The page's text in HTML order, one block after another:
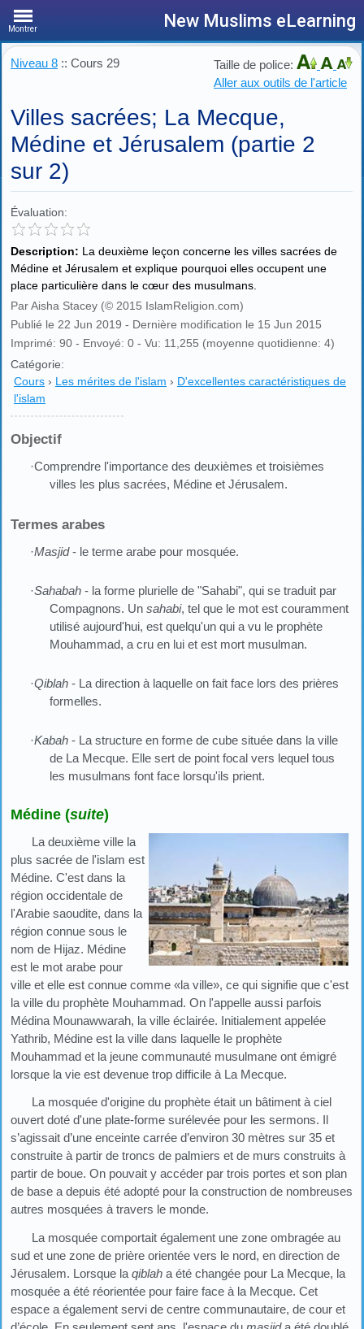
Montrer New Muslims eLearning
Niveau 8 :: Cours 29
Taille de police:
Aller aux outils de l'article
Villes sacrées; La Mecque,
Médine et Jérusalem (partie 2
sur 2)
Évaluation:
Description: La deuxième leçon concerne les villes sacrées de
Médine et Jérusalem et explique pourquoi elles occupent une
place particulière dans le cœur des musulmans.
Par Aisha Stacey (© 2015 IslamReligion.com)
Publié le 22 Jun 2019 - Dernière modification le 15 Jun 2015
Imprimé: 90 - Envoyé: 0 - Vu: 11,255 (moyenne quotidienne: 4)
Catégorie:
Cours › Les mérites de l'islam › D'excellentes caractéristiques de
l'islam
Objectif
·Comprendre l'importance des deuxièmes et troisièmes
villes les plus sacrées, Médine et Jérusalem.
Termes arabes
·Masjid- le terme arabe pour mosquée.
·Sahabah - la forme plurielle de "Sahabi", qui se traduit par
Compagnons. Un sahabi, tel que le mot est couramment
utilisé aujourd'hui, est quelqu'un qui a vu le prophète
Mouhammad, a cru en lui et est mort musulman.
·Qiblah - La direction à laquelle on fait face lors des prières
formelles.
·Kabah - La structure en forme de cube située dans la ville
de La Mecque. Elle sert de point focal vers lequel tous
les musulmans font face lorsqu'ils prient.
Médine (suite)
La deuxième ville la
plus sacrée de l'islam est
Médine. C'est dans la
région occidentale de
l'Arabie saoudite, dans la
région connue sous le
nom de Hijaz. Médine
est le mot arabe pour
ville et elle est connue comme «la ville», ce qui signifie que c'est
la ville du prophète Mouhammad. On l'appelle aussi parfois
Médina Mounawwarah, la ville éclairée. Initialement appelée
Yathrib, Médine est la ville dans laquelle le prophète
Mouhammad et la jeune communauté musulmane ont émigré
lorsque la vie est devenue trop difficile à La Mecque.
La mosquée d'origine du prophète était un bâtiment à ciel
ouvert doté d'une plate-forme surélevée pour les sermons. Il
s’agissait d’une enceinte carrée d’environ 30 mètres sur 35 et
construite à partir de troncs de palmiers et de murs construits à
partir de boue. On pouvait y accéder par trois portes et son plan
de base a depuis été adopté pour la construction de nombreuses
autres mosquées à travers le monde.
La mosquée comportait également une zone ombragée au
sud et une zone de prière orientée vers le nord, en direction de
Jérusalem. Lorsque la qiblah a été changée pour La Mecque, la
mosquée a été réorientée pour faire face à la Mecque. Cet
espace a également servi de centre communautaire, de cour et